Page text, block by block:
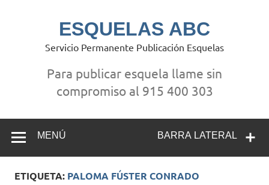
ESQUELAS ABC
Servicio Permanente Publicación Esquelas
Para publicar esquela llame sin
compromiso al 915 400 303
BARRA LATERAL
MENÚ
ETIQUETA: PALOMA FÚSTER CONRADO